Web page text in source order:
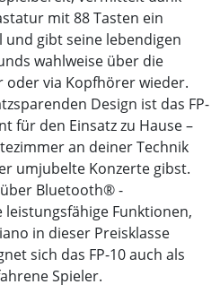
mit 88 Tasten ein
gibt seine lebendigen
wahlweise über die
via Kopfhörer wieder.
Design ist das FP-
für den Einsatz zu Hause –
an deiner Technik
umjubelte Konzerte gibst.
Bluetooth® -
Funktionen,
in dieser Preisklasse
sich das FP-10 auch als
Spieler.